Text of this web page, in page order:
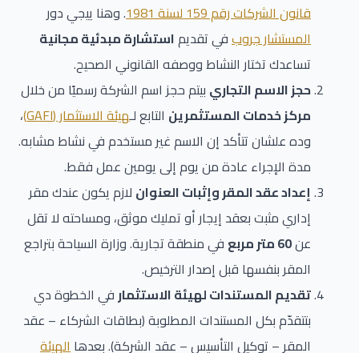
قانون الشركات رقم 159 لسنة 1981
. وهنا ييجي دور
المستشار جروبفي تقديماستشارة مبدئية مجانية
تساعدك تختار النشاط ووصفه القانوني الصحيح.
حجز الاسم التجاري بيتم حجز اسم الشركة رسميًا من خلال
مركز خدمات المستثمرين التابع لـهيئة الاستثمار (GAFI)
،
وده علشان تتأكد إن الاسم غير مستخدم في نشاط مشابه.
مدة الإجراء عادة من يوم إلى يومين عمل فقط.
إعداد عقد المقر وإثبات العنوان لازم يكون عندك مقر
إداري مثبت بعقد إيجار أو تمليك موثق، ومساحته لا تقل
عن60 متر مربع
في منطقة تجارية. وزارة السياحة بتراجع
المقر بنفسها قبل إصدار الترخيص.
تقديم المستندات لهيئة الاستثمارفي الخطوة دي
بتتقدّم بكل المستندات المطلوبة (بطاقات الشركاء – عقد
المقر – توكيل التأسيس – عقد الشركة). بعدهاالهيئة